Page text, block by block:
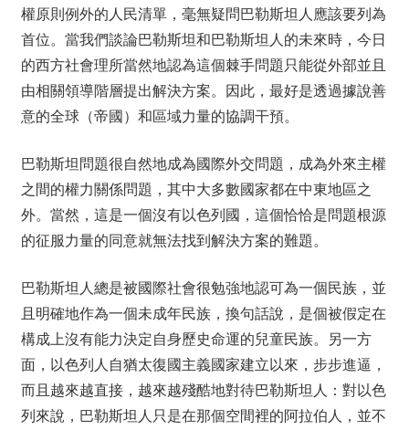
權原則例外的人民清單，毫無疑問巴勒斯坦人應該要列為
首位。當我們談論巴勒斯坦和巴勒斯坦人的未來時，今日
的西方社會理所當然地認為這個棘手問題只能從外部並且
由相關領導階層提出解決方案。因此，最好是透過據說善
意的全球（帝國）和區域力量的協調干預。
巴勒斯坦問題很自然地成為國際外交問題，成為外來主權
之間的權力關係問題，其中大多數國家都在中東地區之
外。當然，這是一個沒有以色列國，這個恰恰是問題根源
的征服力量的同意就無法找到解決方案的難題。
巴勒斯坦人總是被國際社會很勉強地認可為一個民族，並
且明確地作為一個未成年民族，換句話說，是個被假定在
構成上沒有能力決定自身歷史命運的兒童民族。另一方
面，以色列人自猶太復國主義國家建立以來，步步進逼，
而且越來越直接，越來越殘酷地對待巴勒斯坦人：對以色
列來說，巴勒斯坦人只是在那個空間裡的阿拉伯人，並不